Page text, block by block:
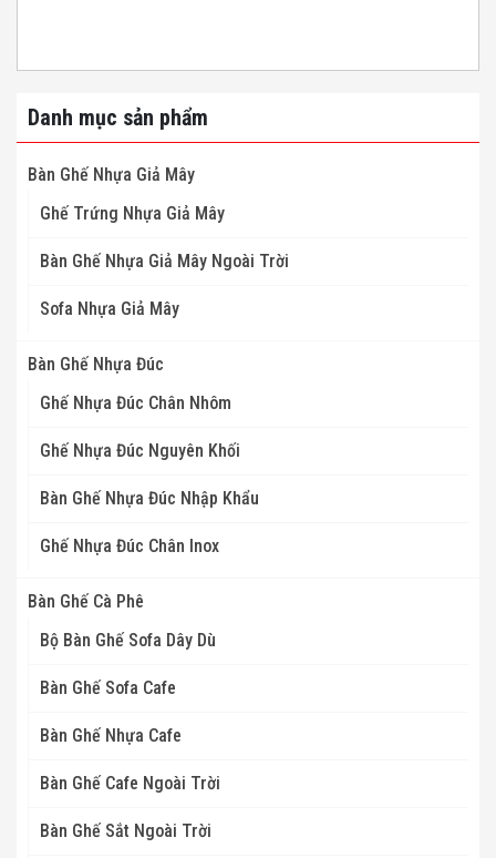
Danh mục sản phẩm
Bàn Ghế Nhựa Giả Mây
Ghế Trứng Nhựa Giả Mây
Bàn Ghế Nhựa Giả Mây Ngoài Trời
Sofa Nhựa Giả Mây
Bàn Ghế Nhựa Đúc
Ghế Nhựa Đúc Chân Nhôm
Ghế Nhựa Đúc Nguyên Khối
Bàn Ghế Nhựa Đúc Nhập Khẩu
Ghế Nhựa Đúc Chân Inox
Bàn Ghế Cà Phê
Bộ Bàn Ghế Sofa Dây Dù
Bàn Ghế Sofa Cafe
Bàn Ghế Nhựa Cafe
Bàn Ghế Cafe Ngoài Trời
Bàn Ghế Sắt Ngoài Trời